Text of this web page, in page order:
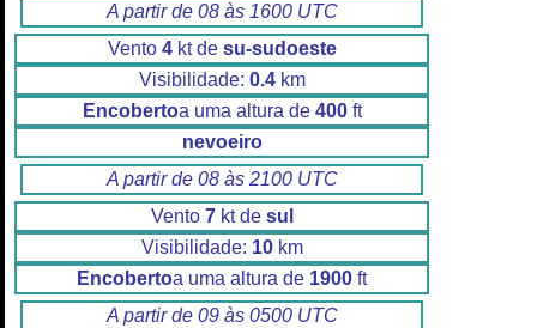
A partir de 08 às 1600 UTC
Vento 4kt de su-sudoeste
Visibilidade: 0.4km
Encobertoa uma altura de 400ft
nevoeiro
A partir de 08 às 2100 UTC
Vento 7kt de sul
Visibilidade: 10km
Encobertoa uma altura de 1900 ft
A partir de 09 às 0500 UTC